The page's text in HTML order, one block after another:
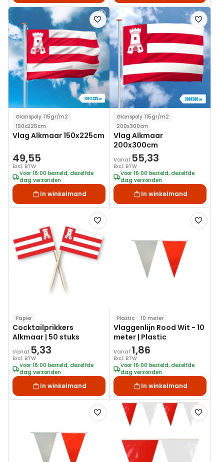
Voeg
toe
aan
verlanglijst
Glanspoly 115gr/m2
150x225cm
Vlag Alkmaar 150x225cm
49,55
Excl. BTW
Voor 16:00 besteld, dezelfde
dag verzonden
In winkelmand
Voeg
toe
aan
Glanspoly 115gr/m2
200x300cm
Vlag Alkmaar
200x300cm
Vanaf 55,33
Excl. BTW
Voor 16:00 besteld, dezelfde
dag verzonden
In winkelmand
Voeg
toe
aan
verlanglijst
Papier
Cocktailprikkers
Alkmaar | 50 stuks
Vanaf 5,33
Excl. BTW
Voor 16:00 besteld, dezelfde
dag verzonden
In winkelmand
Voeg
toe
Plastic 10 meter
Vlaggenlijn Rood Wit - 10
meter | Plastic
Vanaf 1,86
Excl. BTW
Voor 16:00 besteld, dezelfde
dag verzonden
In winkelmand
Voeg
toe
verlanglijst
Voeg
toe
aan